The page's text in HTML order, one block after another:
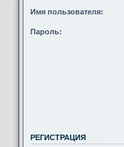
Имя пользователя:
Пароль:
РЕГИСТРАЦИЯ